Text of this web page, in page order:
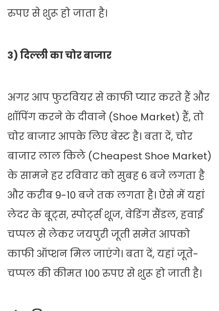
रुपए से शुरू हो जाता है।
3) दिल्ली का चोर बाजार
अगर आप फुटवियर से काफी प्यार करते हैं और
शॉपिंग करने के दीवाने (Shoe Market) हैं, तो
चोर बाजार आपके लिए बेस्ट है। बता दें, चोर
बाजार लाल किले (Cheapest Shoe Market)
के सामने हर रविवार को सुबह 6 बजे लगता है
और करीब 9-10 बजे तक लगता है। ऐसे में यहां
लेदर के बूट्स, स्पोर्ट्स शूज, वेडिंग सैंडल, हवाई
चप्पल से लेकर जयपुरी जूती समेत आपको
काफी ऑप्शन मिल जाएंगे। बता दें, यहां जूते-
चप्पल की कीमत 100 रुपए से शुरू हो जाती है।